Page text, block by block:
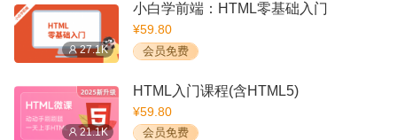
27.1K
小白学前端：HTML零基础入门
¥59.80
会员免费
21.1K
HTML入门课程(含HTML5)
¥59.80
会员免费